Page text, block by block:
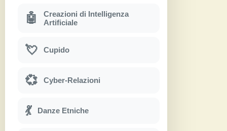
🤖
Creazioni di Intelligenza
Artificiale
💘 Cupido
💞 Cyber-Relazioni
💃 Danze Etniche